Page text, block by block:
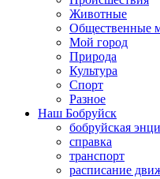
Животные
Общественные
Мой город
Природа
Культура
Спорт
Разное
Наш Бобруйск
бобруйская
справка
транспорт
расписание